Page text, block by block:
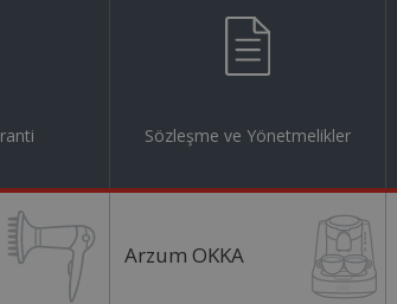
Sözleşme ve Yönetmelikler
Arzum OKKA